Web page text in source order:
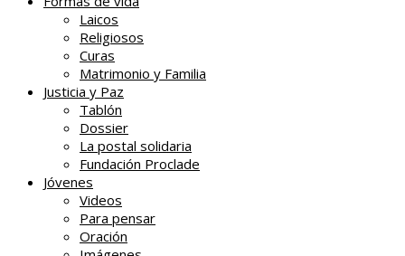
Laicos
Religiosos
Curas
Matrimonio y Familia
Justicia y Paz
Tablón
Dossier
La postal solidaria
Fundación Proclade
Jóvenes
Videos
Para pensar
Oración